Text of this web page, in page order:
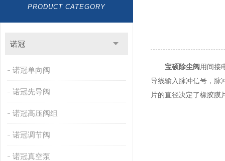
PRODUCT CATEGORY
诺冠
诺冠单向阀
诺冠先导阀
诺冠高压阀组
诺冠调节阀
诺冠真空泵
宝硕除尘阀 用间接
导线输入脉冲信号，脉
片的直径决定了橡胶膜